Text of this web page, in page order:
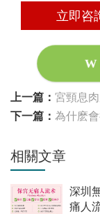
立即咨
上一篇： 宮頸息
下一篇： 為什麽
相關文章
深圳
痛人